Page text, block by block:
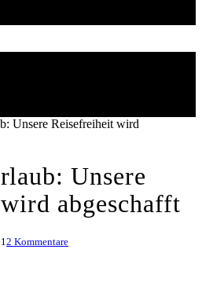
Unsere Reisefreiheit wird
Unsere
abgeschafft
2 Kommentare